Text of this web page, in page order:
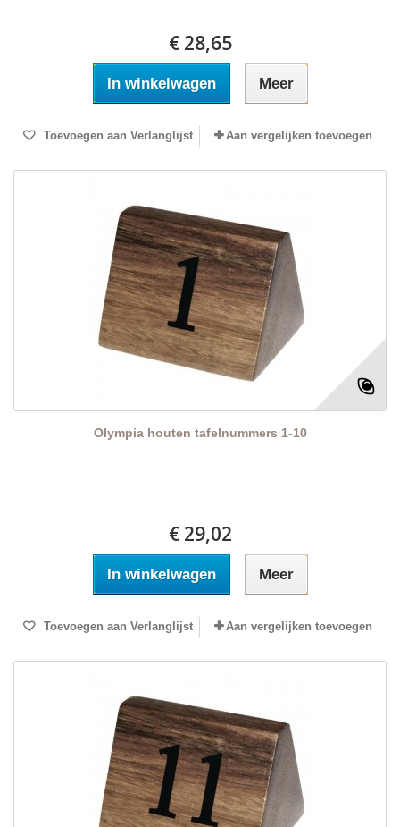
€ 28,65
In winkelwagen Meer
Toevoegen aan Verlanglijst Aan vergelijken toevoegen
Olympia houten tafelnummers 1-10
€ 29,02
In winkelwagen Meer
Toevoegen aan Verlanglijst Aan vergelijken toevoegen